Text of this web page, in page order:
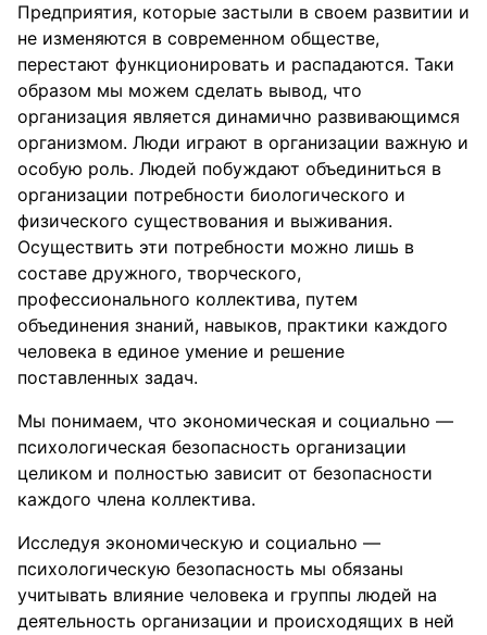
Предприятия, которые застыли в своем развитии и
не изменяются в современном обществе,
перестают функционировать и распадаются. Таки
образом мы можем сделать вывод, что
организация является динамично развивающимся
организмом. Люди играют в организации важную и
особую роль. Людей побуждают объединиться в
организации потребности биологического и
физического существования и выживания.
Осуществить эти потребности можно лишь в
составе дружного, творческого,
профессионального коллектива, путем
объединения знаний, навыков, практики каждого
человека в единое умение и решение
поставленных задач.
Мы понимаем, что экономическая и социально —
психологическая безопасность организации
целиком и полностью зависит от безопасности
каждого члена коллектива.
Исследуя экономическую и социально —
психологическую безопасность мы обязаны
учитывать влияние человека и группы людей на
деятельность организации и происходящих в ней